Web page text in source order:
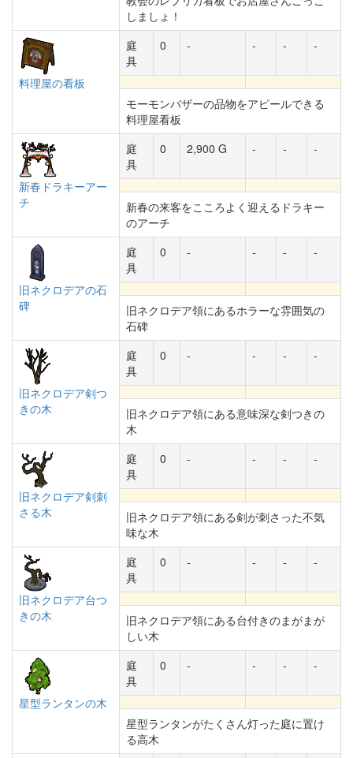
しましょ！
料理屋の看板
庭
具
0 - - - -
モーモンバザーの品物をアピールできる
料理屋看板
新春ドラキーアー
チ
庭
具
0 2,900 G - - -
新春の来客をこころよく迎えるドラキー
のアーチ
旧ネクロデアの石
碑
庭
具
0 - - - -
旧ネクロデア領にあるホラーな雰囲気の
石碑
旧ネクロデア剣つ
きの木
庭
具
0 - - - -
旧ネクロデア領にある意味深な剣つきの
木
旧ネクロデア剣刺
さる木
庭
具
0 - - - -
旧ネクロデア領にある剣が刺さった不気
味な木
旧ネクロデア台つ
きの木
庭
具
0 - - - -
旧ネクロデア領にある台付きのまがまが
しい木
星型ランタンの木
庭
具
0 - - - -
星型ランタンがたくさん灯った庭に置け
る高木